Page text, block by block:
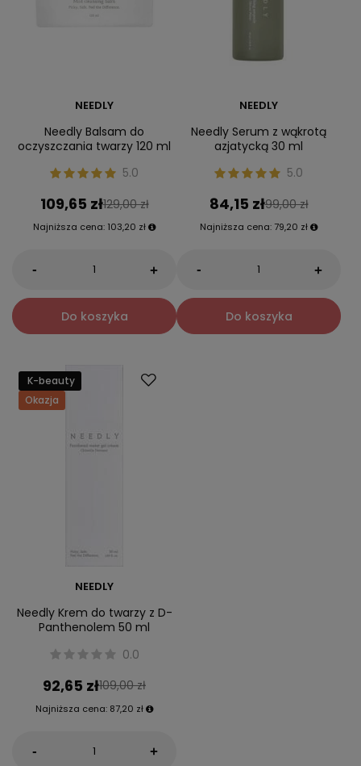
NEEDLY
Needly Balsam do
oczyszczania twarzy 120 ml
5.0
109,65 zł129,00 zł
Najniższa cena: 103,20 zł
- +
Do koszyka
NEEDLY
Needly Serum z wąkrotą
azjatycką 30 ml
5.0
84,15 zł99,00 zł
Najniższa cena: 79,20 zł
- +
Do koszyka
K-beauty
Okazja
NEEDLY
Needly Krem do twarzy z D-
Panthenolem 50 ml
0.0
92,65 zł109,00 zł
Najniższa cena: 87,20 zł
- +